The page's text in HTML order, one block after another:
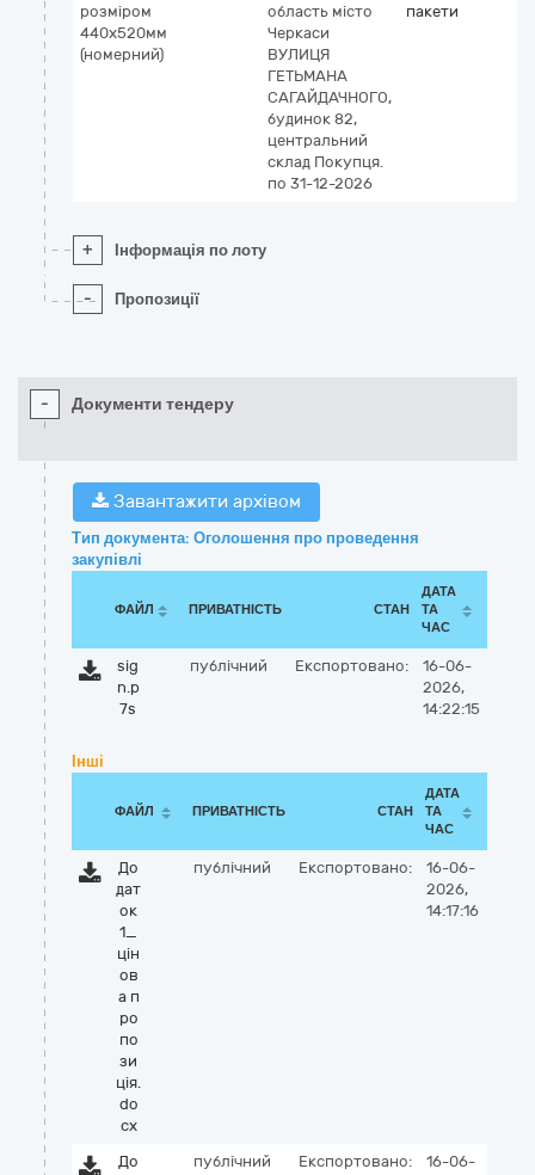
розміром
440х520мм
(номерний)
область місто
Черкаси
ВУЛИЦЯ
ГЕТЬМАНА
САГАЙДАЧНОГО,
будинок 82,
центральний
склад Покупця.
по 31-12-2026
пакети
+ Інформація по лоту
- Пропозиції
- Документи тендеру
Завантажити архівом
Тип документа: Оголошення про проведення
закупівлі
ФАЙЛ ПРИВАТНІСТЬ СТАН
ДАТА
ТА
ЧАС
sig
n.p
7s
публічний Експортовано:
16-06-
2026,
14:22:15
Інші
ФАЙЛ ПРИВАТНІСТЬ СТАН
ДАТА
ТА
ЧАС
До
дат
ок
1_
цін
ов
а п
ро
по
зи
ція.
do
cx
публічний Експортовано:
16-06-
2026,
14:17:16
До
публічний Експортовано:
16-06-